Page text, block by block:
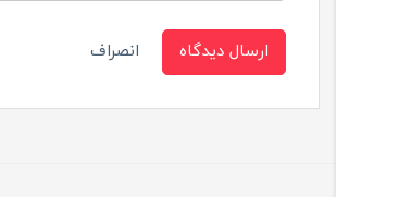
ارسال دیدگاه انصراف